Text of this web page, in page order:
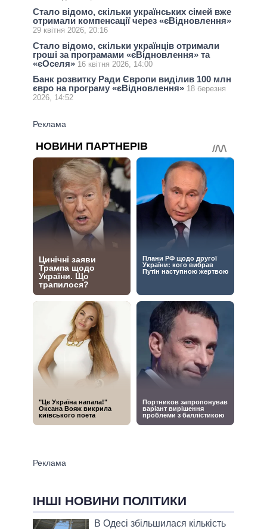
Стало відомо, скільки українських сімей вже
отримали компенсації через «єВідновлення»
29 квітня 2026, 20:16
Стало відомо, скільки українців отримали
гроші за програмами «єВідновлення» та
«єОселя» 16 квітня 2026, 14:00
Банк розвитку Ради Європи виділив 100 млн
євро на програму «єВідновлення» 18 березня
2026, 14:52
ІНШІ НОВИНИ ПОЛІТИКИ
В Одесі збільшилася кількість